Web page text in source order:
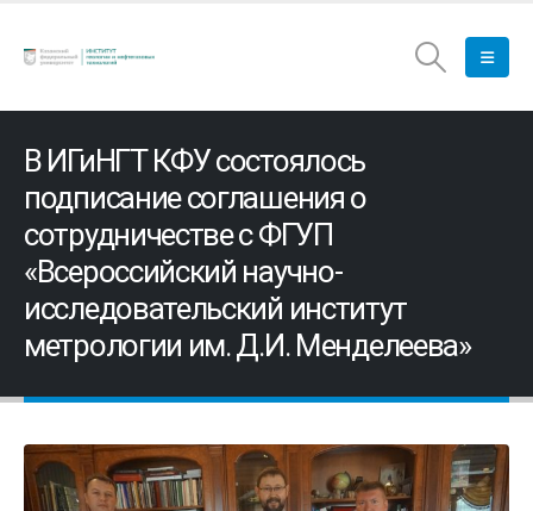
В ИГиНГТ КФУ состоялось
подписание соглашения о
сотрудничестве с ФГУП
«Всероссийский научно-
исследовательский институт
метрологии им. Д.И. Менделеева»